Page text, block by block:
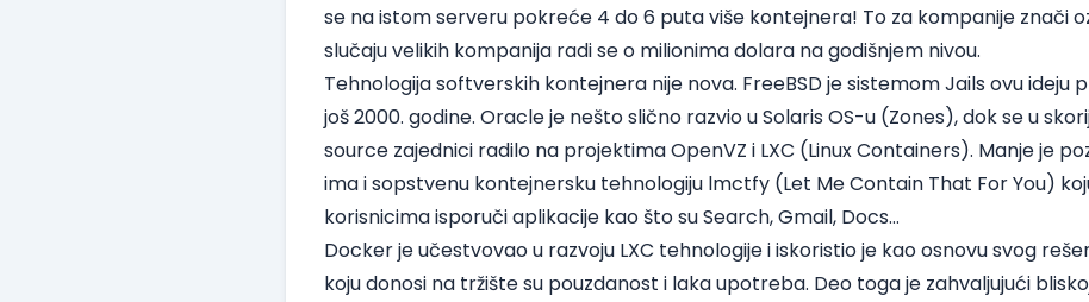
se na istom serveru pokreće 4 do 6 puta više kontejnera! To za kompanije znači
slučaju velikih kompanija radi se o milionima dolara na godišnjem nivou.
Tehnologija softverskih kontejnera nije nova. FreeBSD je sistemom Jails ovu ideju
još 2000. godine. Oracle je nešto slično razvio u Solaris OS-u (Zones), dok se u
source zajednici radilo na projektima OpenVZ i LXC (Linux Containers). Manje je
ima i sopstvenu kontejnersku tehnologiju lmctfy (Let Me Contain That For You)
korisnicima isporuči aplikacije kao što su Search, Gmail, Docs…
Docker je učestvovao u razvoju LXC tehnologije i iskoristio je kao osnovu svog
koju donosi na tržište su pouzdanost i laka upotreba. Deo toga je zahvaljujući